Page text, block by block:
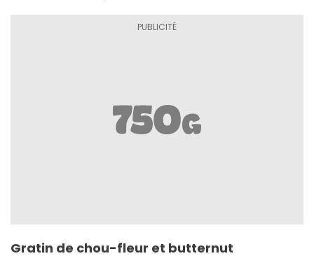
Gratin de chou-fleur et butternut